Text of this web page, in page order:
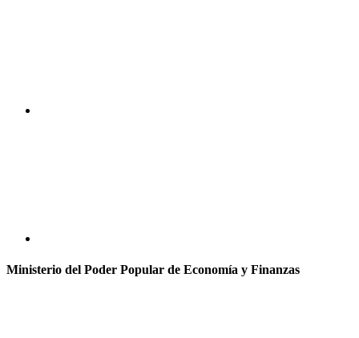
Ministerio del Poder Popular de Economía y Finanzas